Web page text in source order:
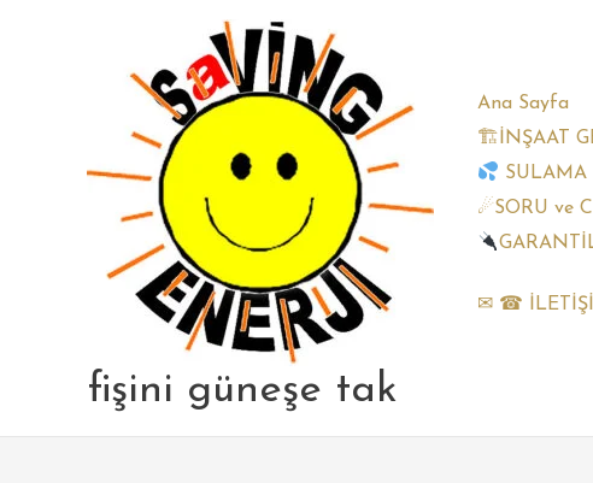
fişini güneşe tak
Ana Sayfa
🏗İNŞAAT
SULAMA
☄SORU ve
✉ ☎